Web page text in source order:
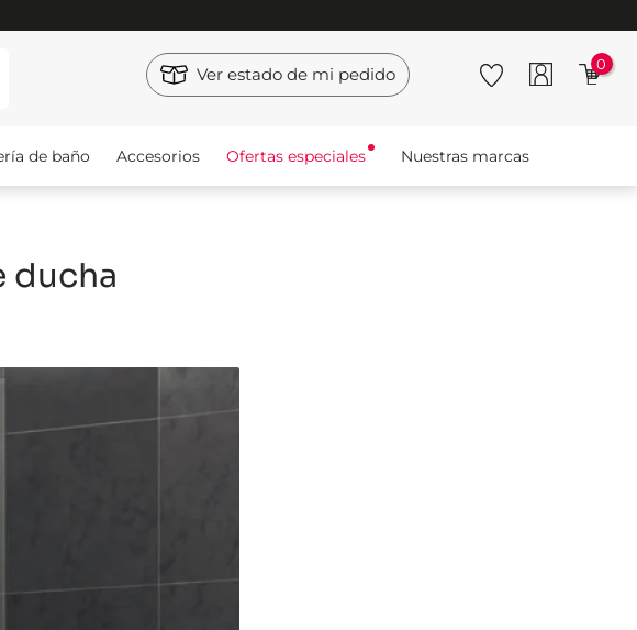
Ver estado de mi pedido 0
de baño Accesorios Ofertas especiales Nuestras marcas
ducha